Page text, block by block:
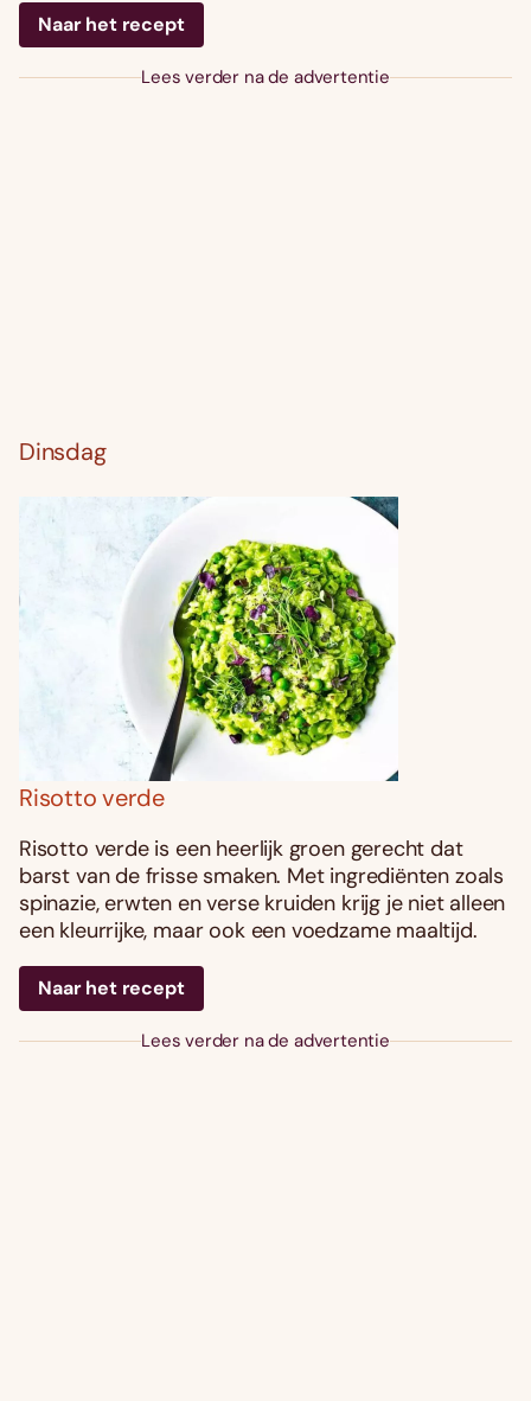
Naar het recept
Lees verder na de advertentie
Dinsdag
Risotto verde
Risotto verde is een heerlijk groen gerecht dat
barst van de frisse smaken. Met ingrediënten zoals
spinazie, erwten en verse kruiden krijg je niet alleen
een kleurrijke, maar ook een voedzame maaltijd.
Naar het recept
Lees verder na de advertentie